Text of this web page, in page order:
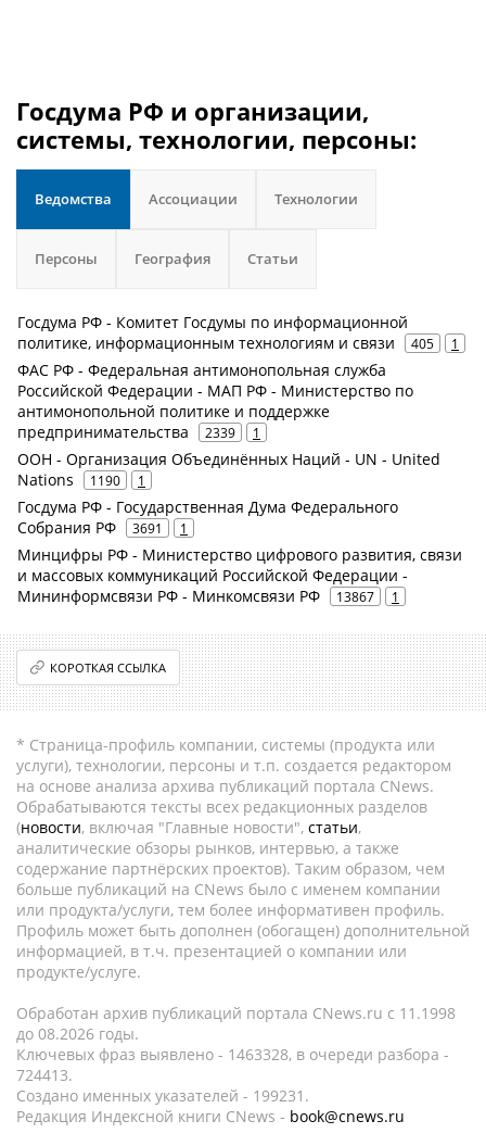
Госдума РФ и организации,
системы, технологии, персоны:
Ведомства Ассоциации Технологии
Персоны География Статьи
Госдума РФ - Комитет Госдумы по информационной
политике, информационным технологиям и связи
405 1
ФАС РФ - Федеральная антимонопольная служба
Российской Федерации - МАП РФ - Министерство по
антимонопольной политике и поддержке
предпринимательства
2339 1
ООН - Организация Объединённых Наций - UN - United
Nations
1190 1
Госдума РФ - Государственная Дума Федерального
Собрания РФ
3691 1
Минцифры РФ - Министерство цифрового развития, связи
и массовых коммуникаций Российской Федерации -
Мининформсвязи РФ - Минкомсвязи РФ
13867 1
КОРОТКАЯ ССЫЛКА
* Страница-профиль компании, системы (продукта или
услуги), технологии, персоны и т.п. создается редактором
на основе анализа архива публикаций портала CNews.
Обрабатываются тексты всех редакционных разделов
(новости, включая "Главные новости", статьи,
аналитические обзоры рынков, интервью, а также
содержание партнёрских проектов). Таким образом, чем
больше публикаций на CNews было с именем компании
или продукта/услуги, тем более информативен профиль.
Профиль может быть дополнен (обогащен) дополнительной
информацией, в т.ч. презентацией о компании или
продукте/услуге.
Обработан архив публикаций портала CNews.ru c 11.1998
до 08.2026 годы.
Ключевых фраз выявлено - 1463328, в очереди разбора -
724413.
Создано именных указателей - 199231.
Редакция Индексной книги CNews - book@cnews.ru